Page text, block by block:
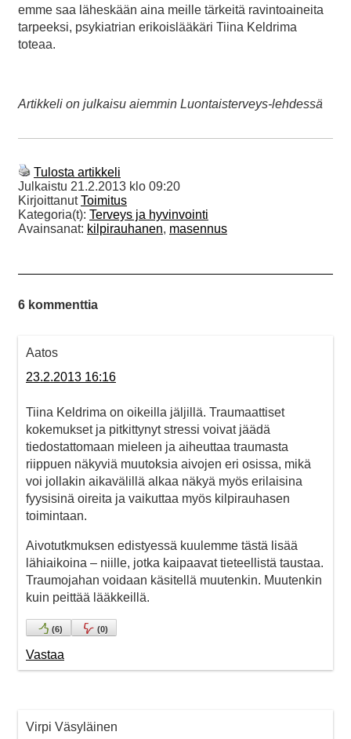
emme saa läheskään aina meille tärkeitä ravintoaineita
tarpeeksi, psykiatrian erikoislääkäri Tiina Keldrima
toteaa.
Artikkeli on julkaisu aiemmin Luontaisterveys-lehdessä
Tulosta artikkeli
Julkaistu 21.2.2013 klo 09:20
KirjoittanutToimitus
Kategoria(t): Terveys ja hyvinvointi
Avainsanat: kilpirauhanen, masennus
6 kommenttia
Aatos
23.2.2013 16:16
Tiina Keldrima on oikeilla jäljillä. Traumaattiset
kokemukset ja pitkittynyt stressi voivat jäädä
tiedostattomaan mieleen ja aiheuttaa traumasta
riippuen näkyviä muutoksia aivojen eri osissa, mikä
voi jollakin aikavälillä alkaa näkyä myös erilaisina
fyysisinä oireita ja vaikuttaa myös kilpirauhasen
toimintaan.
Aivotutkmuksen edistyessä kuulemme tästä lisää
lähiaikoina – niille, jotka kaipaavat tieteellistä taustaa.
Traumojahan voidaan käsitellä muutenkin. Muutenkin
kuin peittää lääkkeillä.
(6) (0)
Vastaa
Virpi Väsyläinen